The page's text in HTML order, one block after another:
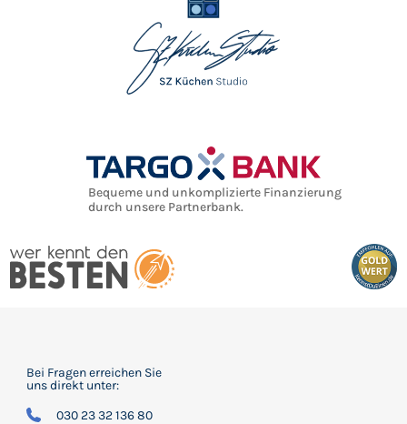
Bequeme und unkomplizierte Finanzierung
durch unsere Partnerbank.
Bei Fragen erreichen Sie
uns direkt unter:
030 23 32 136 80